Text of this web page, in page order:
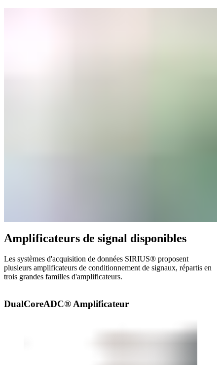
Amplificateurs de signal disponibles
Les systèmes d'acquisition de données SIRIUS® proposent
plusieurs amplificateurs de conditionnement de signaux, répartis en
trois grandes familles d'amplificateurs.
DualCoreADC® Amplificateur